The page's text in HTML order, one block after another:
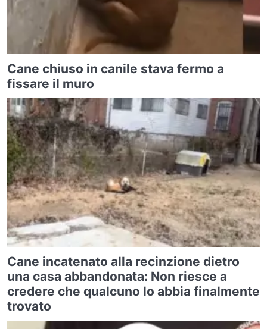
Cane chiuso in canile stava fermo a
fissare il muro
Cane incatenato alla recinzione dietro
una casa abbandonata: Non riesce a
credere che qualcuno lo abbia finalmente
trovato